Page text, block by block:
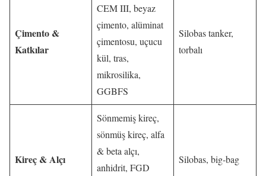
Çimento &
Katkılar
CEM III, beyaz
çimento, alüminat
çimentosu, uçucu
kül, tras,
mikrosilika,
GGBFS
Silobas tanker,
torbalı
Kireç & Alçı
Sönmemiş kireç,
sönmüş kireç, alfa
& beta alçı,
anhidrit, FGD
Silobas, big-bag